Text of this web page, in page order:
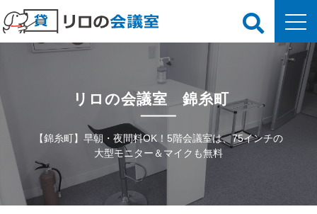
リロの会議室 錦糸町
【錦糸町】早朝・夜間料OK！5階会議室は、75インチの
大型モニター＆マイクも無料